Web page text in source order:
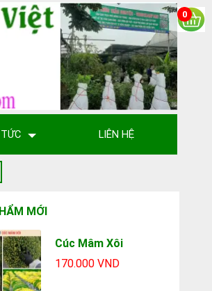
LIÊN HỆ
0
MỚI
Cúc Mâm Xôi
170.000 VND